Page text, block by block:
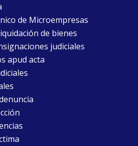
de Microempresas
de bienes
judiciales
apud acta